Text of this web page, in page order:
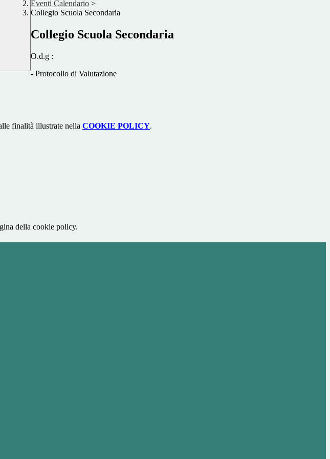
Eventi Calendario >
Collegio Scuola Secondaria
Collegio Scuola Secondaria
O.d.g :
- Protocollo di Valutazione
finalità illustrate nella COOKIE POLICY.
della cookie policy.